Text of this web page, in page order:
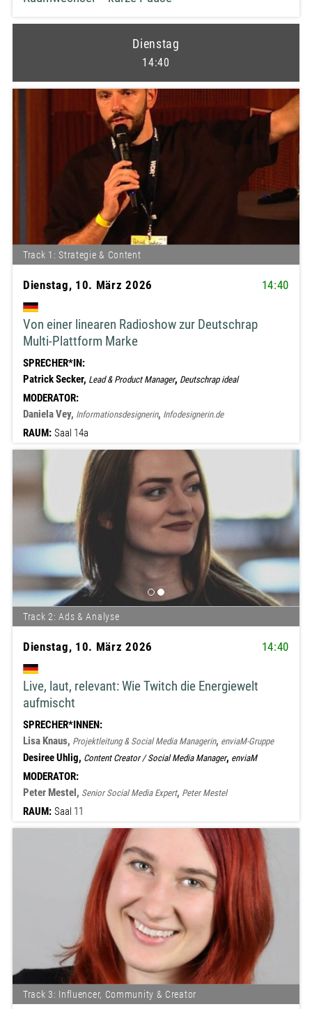
Dienstag
14:40
Track 1: Strategie & Content
Dienstag, 10. März 2026 14:40
Von einer linearen Radioshow zur Deutschrap
Multi-Plattform Marke
SPRECHER*IN:
Patrick Secker, Lead & Product Manager, Deutschrap ideal
MODERATOR:
Daniela Vey, Informationsdesignerin, Infodesignerin.de
RAUM: Saal 14a
Track 2: Ads & Analyse
Dienstag, 10. März 2026 14:40
Live, laut, relevant: Wie Twitch die Energiewelt
aufmischt
SPRECHER*INNEN:
Lisa Knaus, Projektleitung & Social Media Managerin, enviaM-Gruppe
Desiree Uhlig, Content Creator / Social Media Manager, enviaM
MODERATOR:
Peter Mestel, Senior Social Media Expert, Peter Mestel
RAUM: Saal 11
Track 3: Influencer, Community & Creator